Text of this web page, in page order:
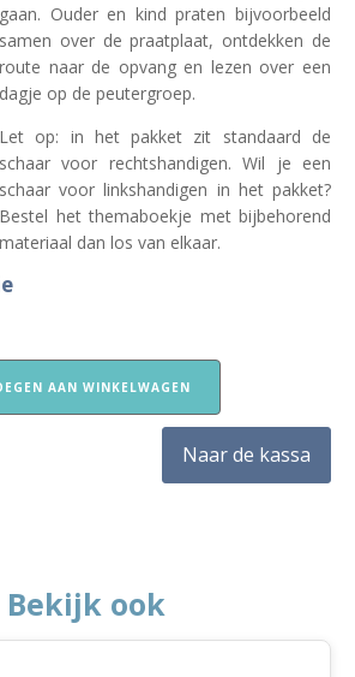
gaan. Ouder en kind praten bijvoorbeeld
samen over de praatplaat, ontdekken de
route naar de opvang en lezen over een
dagje op de peutergroep.
Let op: in het pakket zit standaard de
schaar voor rechtshandigen. Wil je een
schaar voor linkshandigen in het pakket?
Bestel het themaboekje met bijbehorend
materiaal dan los van elkaar.
AAN WINKELWAGEN
Naar de kassa
Bekijk ook